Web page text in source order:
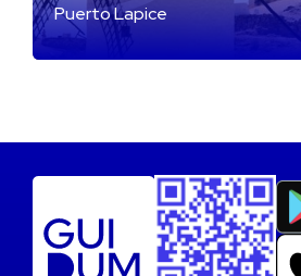
Puerto Lapice